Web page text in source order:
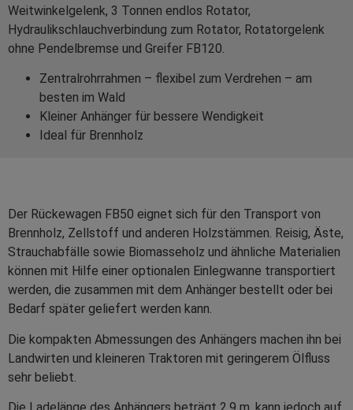
Weitwinkelgelenk, 3 Tonnen endlos Rotator,
Hydraulikschlauchverbindung zum Rotator, Rotatorgelenk
ohne Pendelbremse und Greifer FB120.
Zentralrohrrahmen – flexibel zum Verdrehen – am
besten im Wald
Kleiner Anhänger für bessere Wendigkeit
Ideal für Brennholz
Der Rückewagen FB50 eignet sich für den Transport von
Brennholz, Zellstoff und anderen Holzstämmen. Reisig, Äste,
Strauchabfälle sowie Biomasseholz und ähnliche Materialien
können mit Hilfe einer optionalen Einlegwanne transportiert
werden, die zusammen mit dem Anhänger bestellt oder bei
Bedarf später geliefert werden kann.
Die kompakten Abmessungen des Anhängers machen ihn bei
Landwirten und kleineren Traktoren mit geringerem Ölfluss
sehr beliebt.